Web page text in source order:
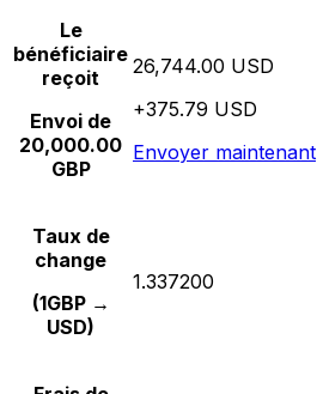
Le
bénéficiaire
reçoit
Envoi de
20,000.00
GBP
26,744.00 USD
+375.79 USD
Envoyer maintenant
Taux de
change
(1GBP →
USD)
1.337200